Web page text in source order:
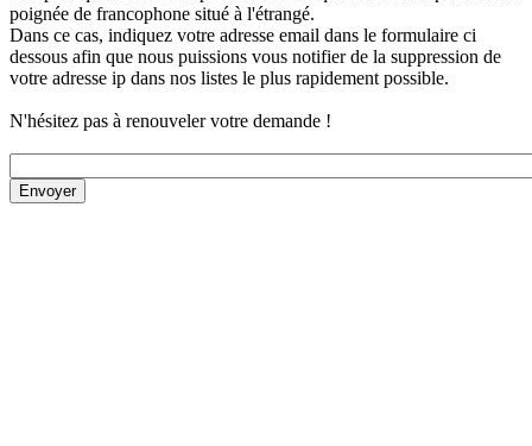
poignée de francophone situé à l'étrangé.
Dans ce cas, indiquez votre adresse email dans le formulaire ci
dessous afin que nous puissions vous notifier de la suppression de
votre adresse ip dans nos listes le plus rapidement possible.
N'hésitez pas à renouveler votre demande !